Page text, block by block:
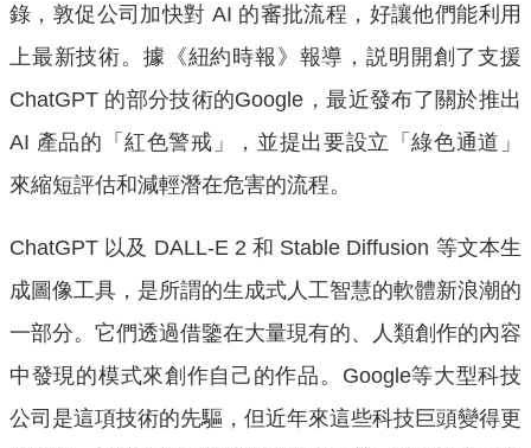
錄，敦促公司加快對 AI 的審批流程，好讓他們能利用
上最新技術。據《紐約時報》報導，説明開創了支援
ChatGPT 的部分技術的Google，最近發布了關於推出
AI 產品的「紅色警戒」，並提出要設立「綠色通道」
來縮短評估和減輕潛在危害的流程。
ChatGPT 以及 DALL-E 2 和 Stable Diffusion 等文本生
成圖像工具，是所謂的生成式人工智慧的軟體新浪潮的
一部分。它們透過借鑒在大量現有的、人類創作的內容
中發現的模式來創作自己的作品。Google等大型科技
公司是這項技術的先驅，但近年來這些科技巨頭變得更